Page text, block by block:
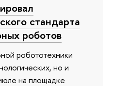
стандарта
роботов
робототехники
но и
на площадке